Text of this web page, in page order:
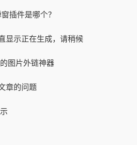
插件是哪个？
显示正在生成，请稍候
图片外链神器
章的问题